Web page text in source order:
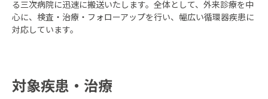
る三次病院に迅速に搬送いたします。全体として、外来診療を中
心に、検査・治療・フォローアップを行い、幅広い循環器疾患に
対応しています。
対象疾患・治療